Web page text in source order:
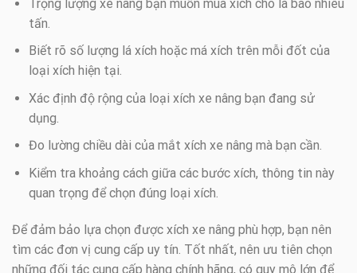
Trọng lượng xe nâng bạn muốn mua xích cho là bao nhiêu
tấn.
Biết rõ số lượng lá xích hoặc má xích trên mỗi đốt của
loại xích hiện tại.
Xác định độ rộng của loại xích xe nâng bạn đang sử
dụng.
Đo lường chiều dài của mắt xích xe nâng mà bạn cần.
Kiểm tra khoảng cách giữa các bước xích, thông tin này
quan trọng để chọn đúng loại xích.
Để đảm bảo lựa chọn được xích xe nâng phù hợp, bạn nên
tìm các đơn vị cung cấp uy tín. Tốt nhất, nên ưu tiên chọn
những đối tác cung cấp hàng chính hãng, có quy mô lớn để